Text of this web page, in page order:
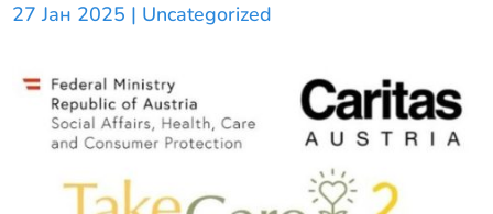
27 Јан 2025 | Uncategorized